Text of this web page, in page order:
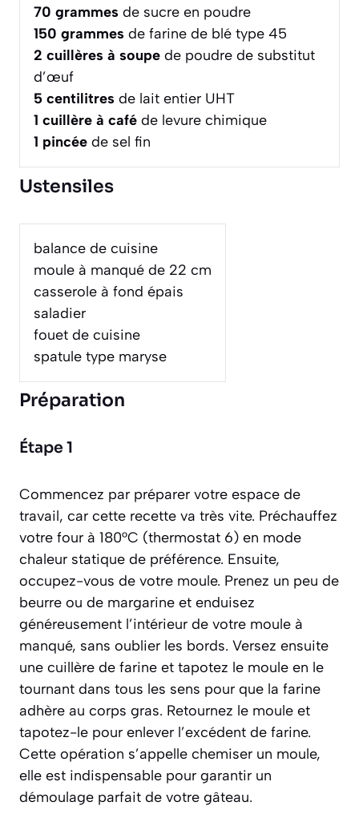
70 grammes de sucre en poudre
150 grammes de farine de blé type 45
2 cuillères à soupe de poudre de substitut
d’œuf
5 centilitres de lait entier UHT
1 cuillère à café de levure chimique
1 pincée de sel fin
Ustensiles
balance de cuisine
moule à manqué de 22 cm
casserole à fond épais
saladier
fouet de cuisine
spatule type maryse
Préparation
Étape 1
Commencez par préparer votre espace de
travail, car cette recette va très vite. Préchauffez
votre four à 180°C (thermostat 6) en mode
chaleur statique de préférence. Ensuite,
occupez-vous de votre moule. Prenez un peu de
beurre ou de margarine et enduisez
généreusement l’intérieur de votre moule à
manqué, sans oublier les bords. Versez ensuite
une cuillère de farine et tapotez le moule en le
tournant dans tous les sens pour que la farine
adhère au corps gras. Retournez le moule et
tapotez-le pour enlever l’excédent de farine.
Cette opération s’appelle chemiser un moule,
elle est indispensable pour garantir un
démoulage parfait de votre gâteau.